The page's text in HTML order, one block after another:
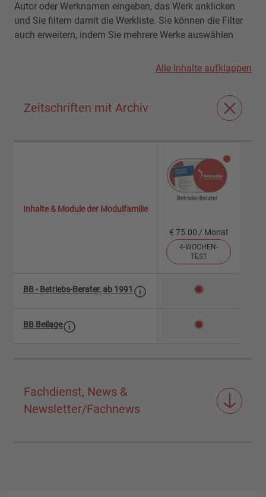
Autor oder Werknamen eingeben, das Werk anklicken
und Sie filtern damit die Werkliste. Sie können die Filter
auch erweitern, indem Sie mehrere Werke auswählen
Alle Inhalte aufklappen
Zeitschriften mit Archiv
Inhalte & Module der Modulfamilie
€ 75.00 / Monat
4-WOCHEN-
TEST
BB - Betriebs-Berater, ab 1991
BB Beilage
Fachdienst, News &
Newsletter/Fachnews